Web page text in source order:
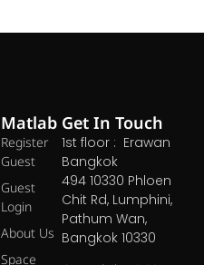
Matlab
Register
Guest
Guest
Login
About Us
Space
Get In Touch
1st floor : Erawan
Bangkok
494 10330 Phloen
Chit Rd, Lumphini,
Pathum Wan,
Bangkok 10330